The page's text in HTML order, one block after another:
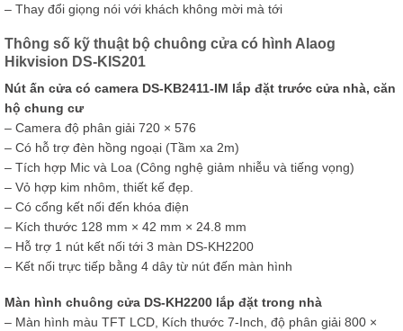
– Thay đổi giọng nói với khách không mời mà tới
Thông số kỹ thuật bộ chuông cửa có hình Alaog
Hikvision DS-KIS201
Nút ấn cửa có camera DS-KB2411-IM lắp đặt trước cửa nhà, căn
hộ chung cư
– Camera độ phân giải 720 × 576
– Có hỗ trợ đèn hồng ngoại (Tầm xa 2m)
– Tích hợp Mic và Loa (Công nghệ giảm nhiễu và tiếng vọng)
– Vỏ hợp kim nhôm, thiết kế đẹp.
– Có cổng kết nối đến khóa điện
– Kích thước 128 mm × 42 mm × 24.8 mm
– Hỗ trợ 1 nút kết nối tới 3 màn DS-KH2200
– Kết nối trực tiếp bằng 4 dây từ nút đến màn hình
Màn hình chuông cửa DS-KH2200 lắp đặt trong nhà
– Màn hình màu TFT LCD, Kích thước 7-Inch, độ phân giải 800 ×